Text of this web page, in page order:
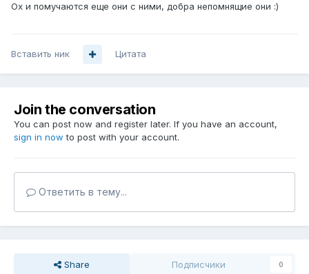
Ох и помучаются еще они с ними, добра непомнящие они :)
Вставить ник Цитата
Join the conversation
You can post now and register later. If you have an account,
sign in now to post with your account.
Ответить в тему...
Share Подписчики 0